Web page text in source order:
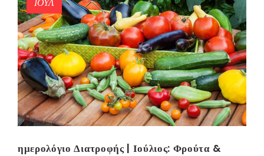
ΙΟΎΛ
ημερολόγιο Διατροφής | Ιούλιος: Φρούτα &